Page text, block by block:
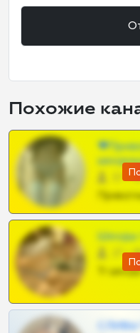
Похожие
57 •
Шкоды
27 •
Тг